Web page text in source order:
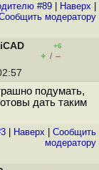
#89 Наверх
модератору
+6
+ / –
подумать,
дать таким
Наверх
Cообщить
модератору